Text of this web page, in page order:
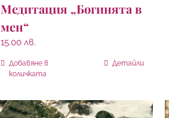
Медитация „Богинята в
мен“
15.00 лв.
Добавяне в
количката
Детайли